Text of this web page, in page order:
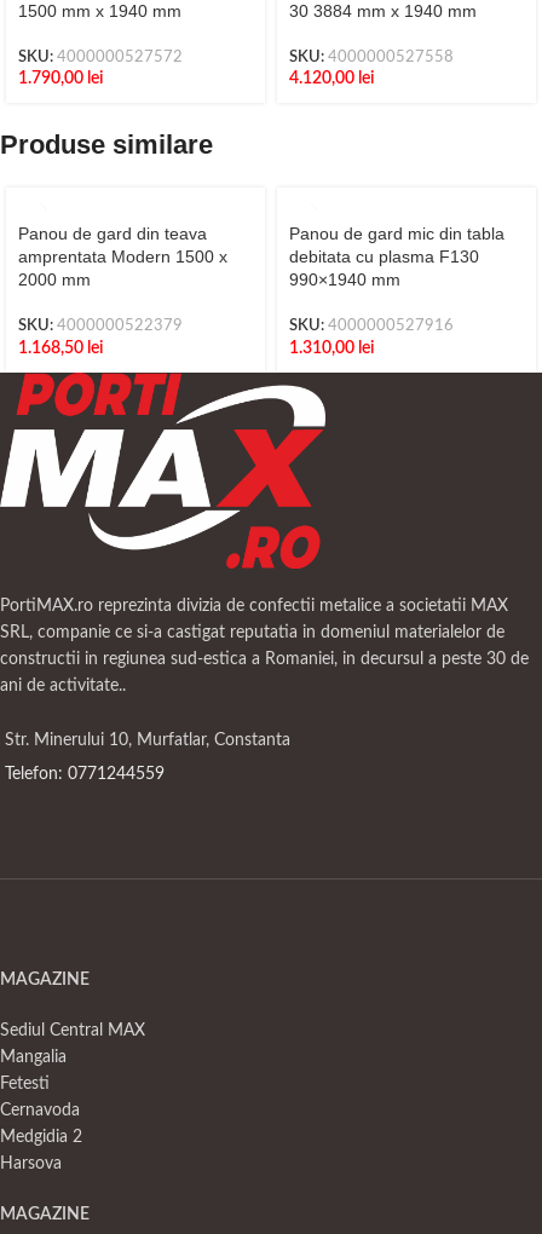
1500 mm x 1940 mm
SKU: 4000000527572
1.790,00 lei
30 3884 mm x 1940 mm
SKU: 4000000527558
4.120,00 lei
Produse similare
Panou de gard din teava
amprentata Modern 1500 x
2000 mm
SKU: 4000000522379
1.168,50 lei
Panou de gard mic din tabla
debitata cu plasma F130
990×1940 mm
SKU: 4000000527916
1.310,00 lei
PortiMAX.ro reprezinta divizia de confectii metalice a societatii MAX
SRL, companie ce si-a castigat reputatia in domeniul materialelor de
constructii in regiunea sud-estica a Romaniei, in decursul a peste 30 de
ani de activitate..
Str. Minerului 10, Murfatlar, Constanta
Telefon: 0771244559
MAGAZINE
Sediul Central MAX
Mangalia
Fetesti
Cernavoda
Medgidia 2
Harsova
MAGAZINE